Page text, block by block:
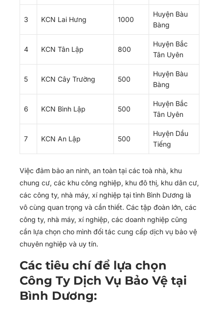
3 KCN Lai Hưng 1000
Huyện Bàu
Bàng
4 KCN Tân Lập 800
Huyện Bắc
Tân Uyên
5 KCN Cây Trường 500
Huyện Bàu
Bàng
6 KCN Bình Lập 500
Huyện Bắc
Tân Uyên
7 KCN An Lập 500
Huyện Dầu
Tiếng
Việc đảm bảo an ninh, an toàn tại các toà nhà, khu
chung cư, các khu công nghiệp, khu đô thị, khu dân cư,
các công ty, nhà máy, xí nghiệp tại tỉnh Bình Dương là
vô cùng quan trọng và cần thiết. Các tập đoàn lớn, các
công ty, nhà máy, xí nghiệp, các doanh nghiệp cũng
cần lựa chọn cho mình đối tác cung cấp dịch vụ bảo vệ
chuyên nghiệp và uy tín.
Các tiêu chí để lựa chọn
Công Ty Dịch Vụ Bảo Vệ tại
Bình Dương: